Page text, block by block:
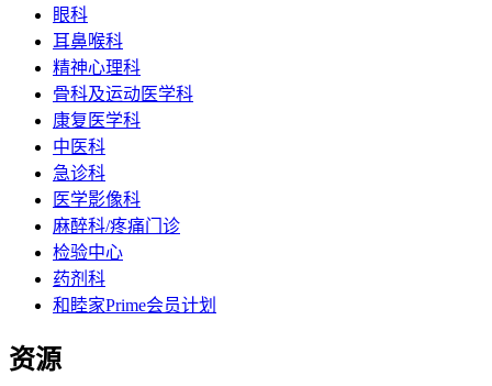
眼科
耳鼻喉科
精神心理科
骨科及运动医学科
康复医学科
中医科
急诊科
医学影像科
麻醉科/疼痛门诊
检验中心
药剂科
和睦家Prime会员计划
资源